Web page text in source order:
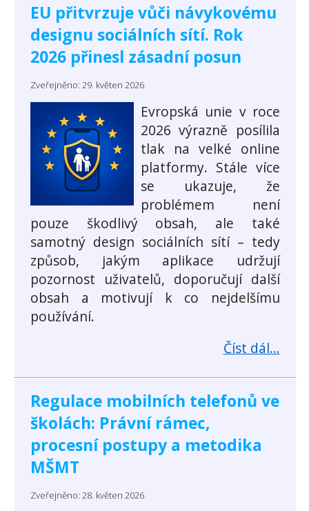
EU přitvrzuje vůči návykovému
designu sociálních sítí. Rok
2026 přinesl zásadní posun
Zveřejněno: 29. květen 2026
Evropská unie v roce
2026 výrazně posílila
tlak na velké online
platformy. Stále více
se ukazuje, že
problémem není
pouze škodlivý obsah, ale také
samotný design sociálních sítí – tedy
způsob, jakým aplikace udržují
pozornost uživatelů, doporučují další
obsah a motivují k co nejdelšímu
používání.
Číst dál...
Regulace mobilních telefonů ve
školách: Právní rámec,
procesní postupy a metodika
MŠMT
Zveřejněno: 28. květen 2026